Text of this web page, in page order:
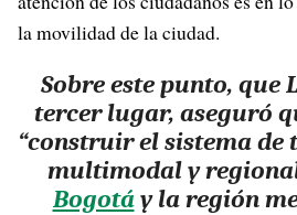
la movilidad de la ciudad.
Sobre este punto, que
tercer lugar, aseguró
“construir el sistema de
multimodal y
Bogotáy la región